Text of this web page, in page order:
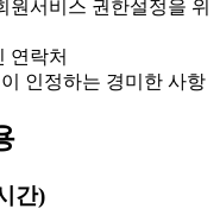
서비스 권한설정을 위
연락처
인정하는 경미한 사항
간)